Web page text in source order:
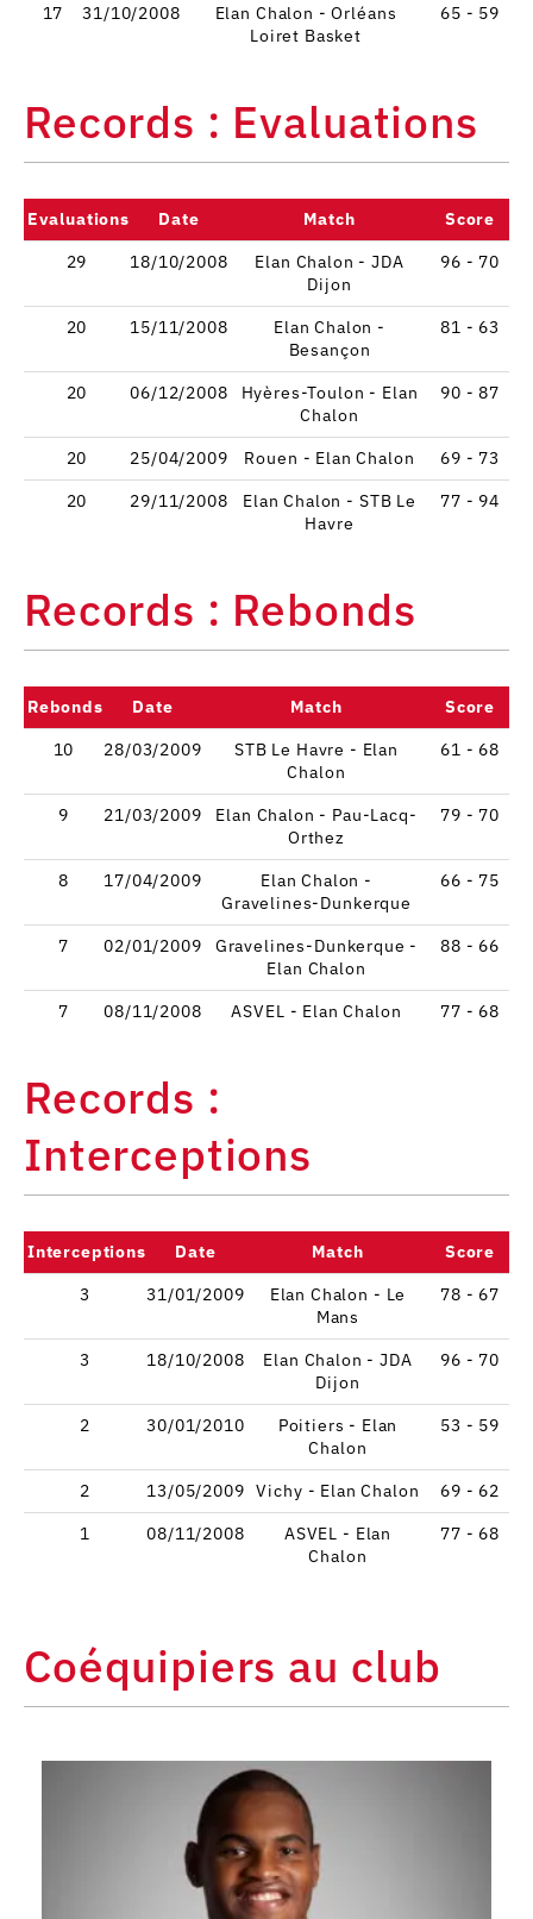
17 31/10/2008
Elan Chalon - Orléans
Loiret Basket
65 - 59
Records : Evaluations
Evaluations Date Match
Score
29
18/10/2008
Elan Chalon - JDA
Dijon
96 - 70
20 15/11/2008
Elan Chalon -
Besançon
81 - 63
20 06/12/2008
Hyères-Toulon - Elan
Chalon
90 - 87
20 25/04/2009 Rouen - Elan Chalon
69 - 73
20
29/11/2008
Elan Chalon - STB Le
Havre
77 - 94
Records : Rebonds
Rebonds Date Match
Score
10
28/03/2009
STB Le Havre - Elan
Chalon
61 - 68
9 21/03/2009
Elan Chalon - Pau-Lacq-
Orthez
79 - 70
8 17/04/2009
Elan Chalon -
Gravelines-Dunkerque
66 - 75
7 02/01/2009
Gravelines-Dunkerque -
Elan Chalon
88 - 66
7 08/11/2008 ASVEL - Elan Chalon 77 - 68
Records :
Interceptions
Interceptions Date Match
Score
3
31/01/2009
Elan Chalon - Le
Mans
78 - 67
3 18/10/2008
Elan Chalon - JDA
Dijon
96 - 70
2 30/01/2010
Poitiers - Elan
Chalon
53 - 59
2 13/05/2009 Vichy - Elan Chalon
69 - 62
1
08/11/2008
ASVEL - Elan
Chalon
77 - 68
Coéquipiers au club